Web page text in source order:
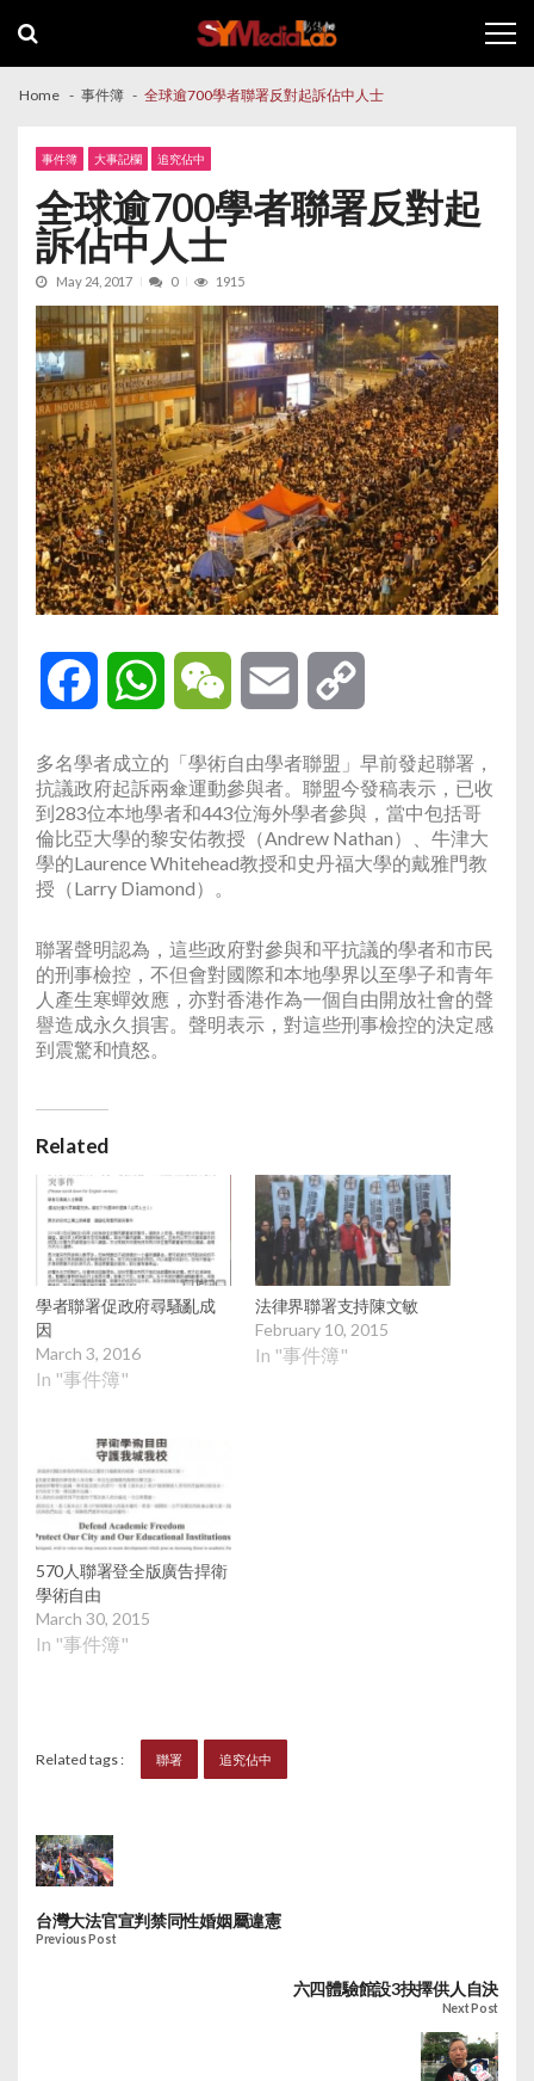
navigation
content
Home 事件簿 全球逾700學者聯署反對起訴佔中人士
事件簿 大事記欄 追究佔中
全球逾700學者聯署反對起
訴佔中人士
May 24, 2017 0 1915
Facebook WhatsAppWeChat Email
多名學者成立的「學術自由學者聯盟」早前發起聯署，
抗議政府起訴兩傘運動參與者。聯盟今發稿表示，已收
到283位本地學者和443位海外學者參與，當中包括哥
倫比亞大學的黎安佑教授（Andrew Nathan）、牛津大
學的Laurence Whitehead教授和史丹福大學的戴雅門教
授（Larry Diamond）。
聯署聲明認為，這些政府對參與和平抗議的學者和市民
的刑事檢控，不但會對國際和本地學界以至學子和青年
人產生寒蟬效應，亦對香港作為一個自由開放社會的聲
譽造成永久損害。聲明表示，對這些刑事檢控的決定感
到震驚和憤怒。
Related
學者聯署促政府尋騷亂成
因
March 3, 2016
In "事件簿"
法律界聯署支持陳文敏
February 10, 2015
In "事件簿"
570人聯署登全版廣告捍衛
學術自由
March 30, 2015
In "事件簿"
Related tags : 聯署 追究佔中
台灣大法官宣判禁同性婚姻屬違憲
Previous Post
六四體驗館設3抉擇供人自決
Next Post